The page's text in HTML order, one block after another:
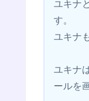
ユキナ
す。
ユキナ
ユキナ
ールを